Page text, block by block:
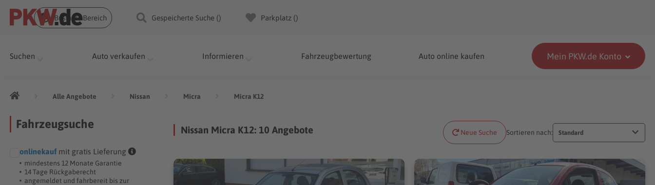
Business Bereich Gespeicherte Suche () Parkplatz ()
Suchen Auto verkaufen Informieren Fahrzeugbewertung Auto online kaufen Mein PKW.de Konto
Alle Angebote Nissan Micra Micra K12
Fahrzeugsuche
onlinekauf mit gratis Lieferung
mindestens 12 Monate Garantie
14 Tage Rückgaberecht
angemeldet und fahrbereit bis zur
Nissan Micra K12: 10 Angebote Neue Suche Sortieren nach: Standard